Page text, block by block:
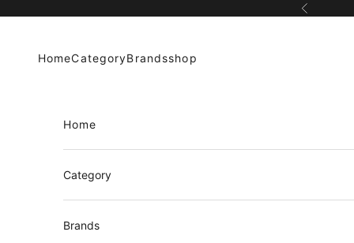
前へ
HomeCategoryBrandsshop
Home
Category
Brands